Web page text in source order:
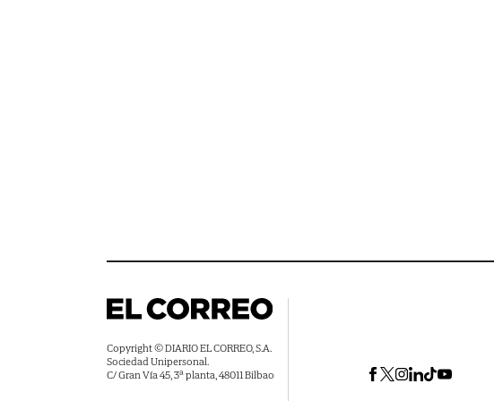
Copyright © DIARIO EL CORREO, S.A.
Sociedad Unipersonal.
C/ Gran Vía 45, 3ª planta, 48011 Bilbao